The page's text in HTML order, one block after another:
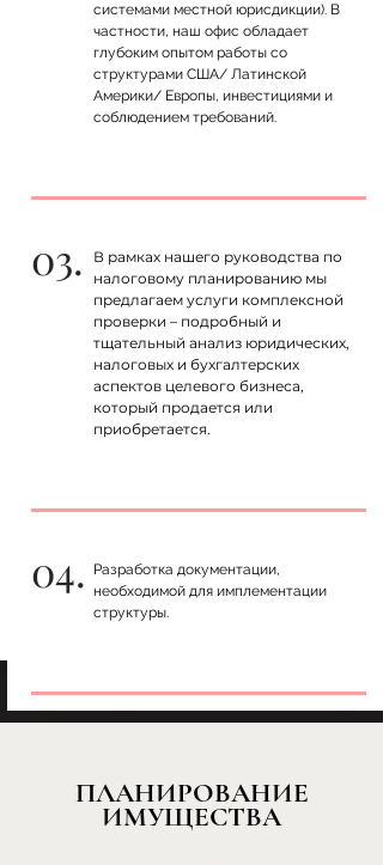
системами местной юрисдикции). В
частности, наш офис обладает
глубоким опытом работы со
структурами США/ Латинской
Америки/ Европы, инвестициями и
соблюдением требований.
03.
В рамках нашего руководства по
налоговому планированию мы
предлагаем услуги комплексной
проверки – подробный и
тщательный анализ юридических,
налоговых и бухгалтерских
аспектов целевого бизнеса,
который продается или
приобретается.
04.
Разработка документации,
необходимой для имплементации
структуры.
ПЛАНИРОВАНИЕ
ИМУЩЕСТВА